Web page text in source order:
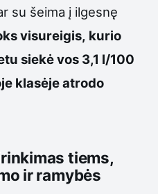
su šeima į ilgesnę
visureigis, kurio
siekė vos 3,1 l/100
klasėje atrodo
tiems,
ir ramybės